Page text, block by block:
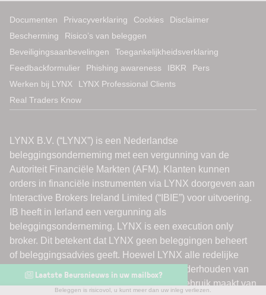
Documenten Privacyverklaring Cookies
Disclaimer
Bescherming
Risico’s van beleggen
Beveiligingsaanbevelingen
Toegankelijkheidsverklaring
Feedbackformulier
Phishing awareness IBKR
Pers
Werken bij LYNX
LYNX Professional Clients
Real Traders Know
Laatste Beursnieuws in uw mailbox?
Beleggen is risicovol, u kunt meer dan uw inleg verliezen.